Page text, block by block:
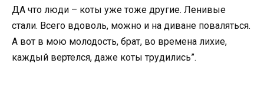
ДА что люди – коты уже тоже другие. Ленивые
стали. Всего вдоволь, можно и на диване поваляться.
А вот в мою молодость, брат, во времена лихие,
каждый вертелся, даже коты трудились”.